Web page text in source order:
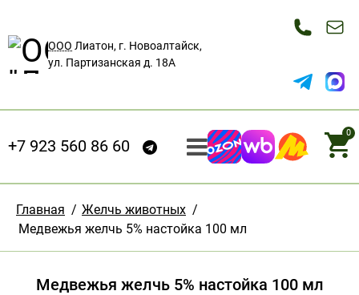
ООО Лиатон, г. Новоалтайск,
ул. Партизанская д. 18А
+7 923 560 86 60
0
Главная / Желчь животных /
Медвежья желчь 5% настойка 100 мл
Медвежья желчь 5% настойка 100 мл